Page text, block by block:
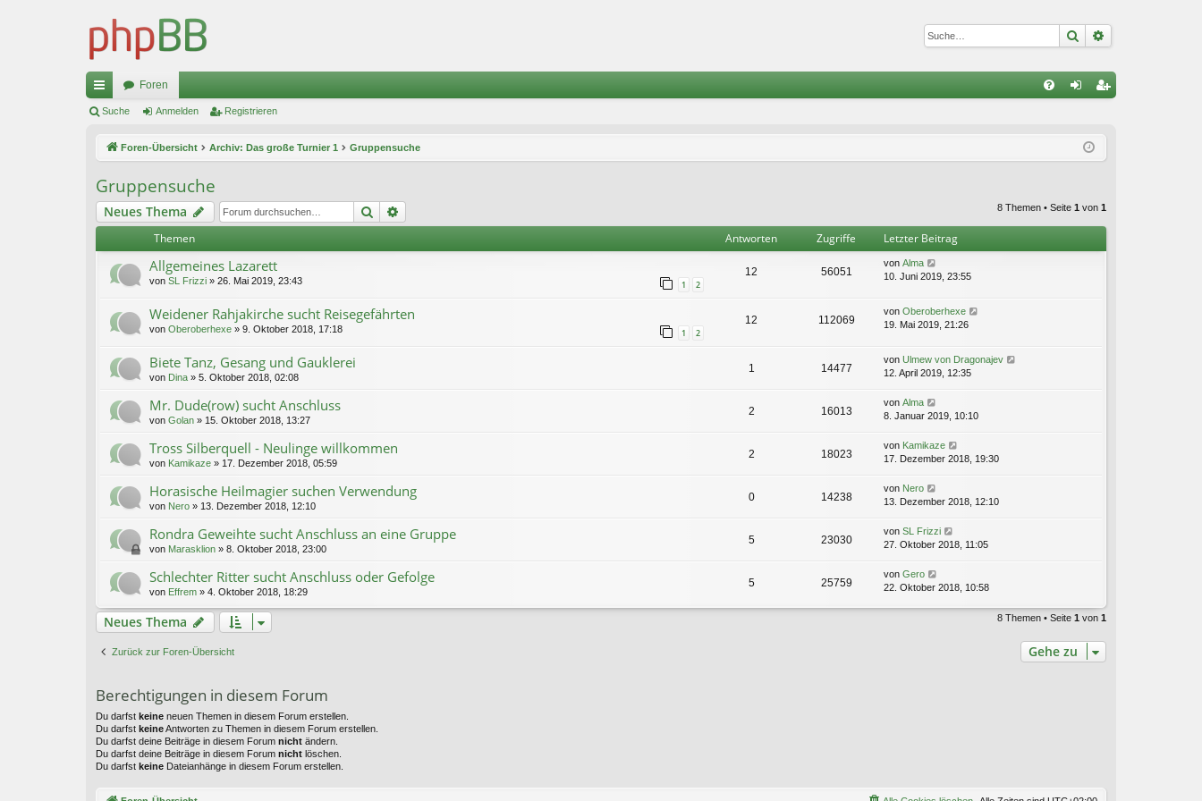
Suche
ch
ug
riff
Foren
ist
Suche Anmelden Registrieren
Foren-Übersicht Archiv: Das große Turnier 1 Gruppensuche
Gruppensuche
Neues Thema Suche 8 Themen • Seite 1 von 1
Themen Antworten Zugriffe Letzter Beitrag
Allgemeines Lazarett
von SL Frizzi » 26. Mai 2019, 23:43 1 2
12 56051
von Alma
10. Juni 2019, 23:55
Weidener Rahjakirche sucht Reisegefährten
von Oberoberhexe » 9. Oktober 2018, 17:18 1 2
12 112069
von Oberoberhexe
19. Mai 2019, 21:26
Biete Tanz, Gesang und Gauklerei
von Dina » 5. Oktober 2018, 02:08
1 14477
von Ulmew von Dragonajev
12. April 2019, 12:35
Mr. Dude(row) sucht Anschluss
von Golan » 15. Oktober 2018, 13:27
2 16013
von Alma
8. Januar 2019, 10:10
Tross Silberquell - Neulinge willkommen
von Kamikaze » 17. Dezember 2018, 05:59
2 18023
von Kamikaze
17. Dezember 2018, 19:30
Horasische Heilmagier suchen Verwendung
von Nero » 13. Dezember 2018, 12:10
0 14238
von Nero
13. Dezember 2018, 12:10
Rondra Geweihte sucht Anschluss an eine Gruppe
von Marasklion » 8. Oktober 2018, 23:00
5 23030
von SL Frizzi
27. Oktober 2018, 11:05
Schlechter Ritter sucht Anschluss oder Gefolge
von Effrem » 4. Oktober 2018, 18:29
5 25759
von Gero
22. Oktober 2018, 10:58
Neues Thema 8 Themen • Seite 1 von 1
Zurück zur Foren-Übersicht Gehe zu
Berechtigungen in diesem Forum
Du darfst keine neuen Themen in diesem Forum erstellen.
Du darfst keineAntworten zu Themen in diesem Forum erstellen.
Du darfst deine Beiträge in diesem Forum nicht ändern.
Du darfst deine Beiträge in diesem Forum nicht löschen.
Du darfst keine Dateianhänge in diesem Forum erstellen.